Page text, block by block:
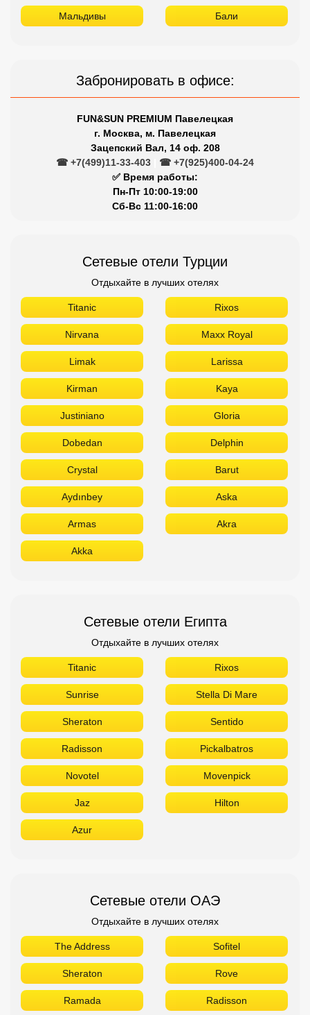
Мальдивы Бали
Забронировать в офисе:
FUN&SUN PREMIUM Павелецкая
г. Москва, м. Павелецкая
Зацепский Вал, 14 оф. 208
☎ +7(499)11-33-403
☎ +7(925)400-04-24
✅ Время работы:
Пн-Пт 10:00-19:00
Сб-Вс 11:00-16:00
Сетевые отели Турции
Отдыхайте в лучших отелях
Titanic Rixos
Nirvana Maxx Royal
Limak Larissa
Kirman Kaya
Justiniano Gloria
Dobedan Delphin
Crystal Barut
Aydınbey Aska
Armas Akra
Akka
Сетевые отели Египта
Отдыхайте в лучших отелях
Titanic Rixos
Sunrise Stella Di Mare
Sheraton Sentido
Radisson Pickalbatros
Novotel Movenpick
Jaz Hilton
Azur
Сетевые отели ОАЭ
Отдыхайте в лучших отелях
The Address Sofitel
Sheraton Rove
Ramada Radisson